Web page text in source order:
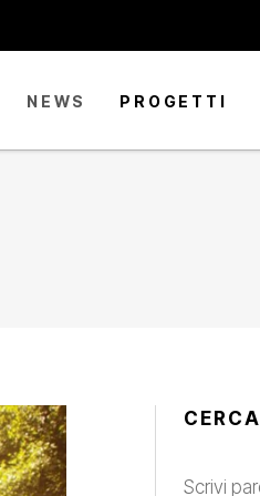
NEWS PROGETTI
CERCA
for: